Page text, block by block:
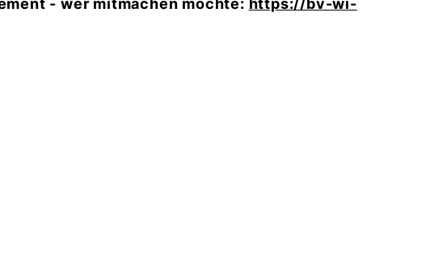
- wer mitmachen möchte: https://bv-wi-